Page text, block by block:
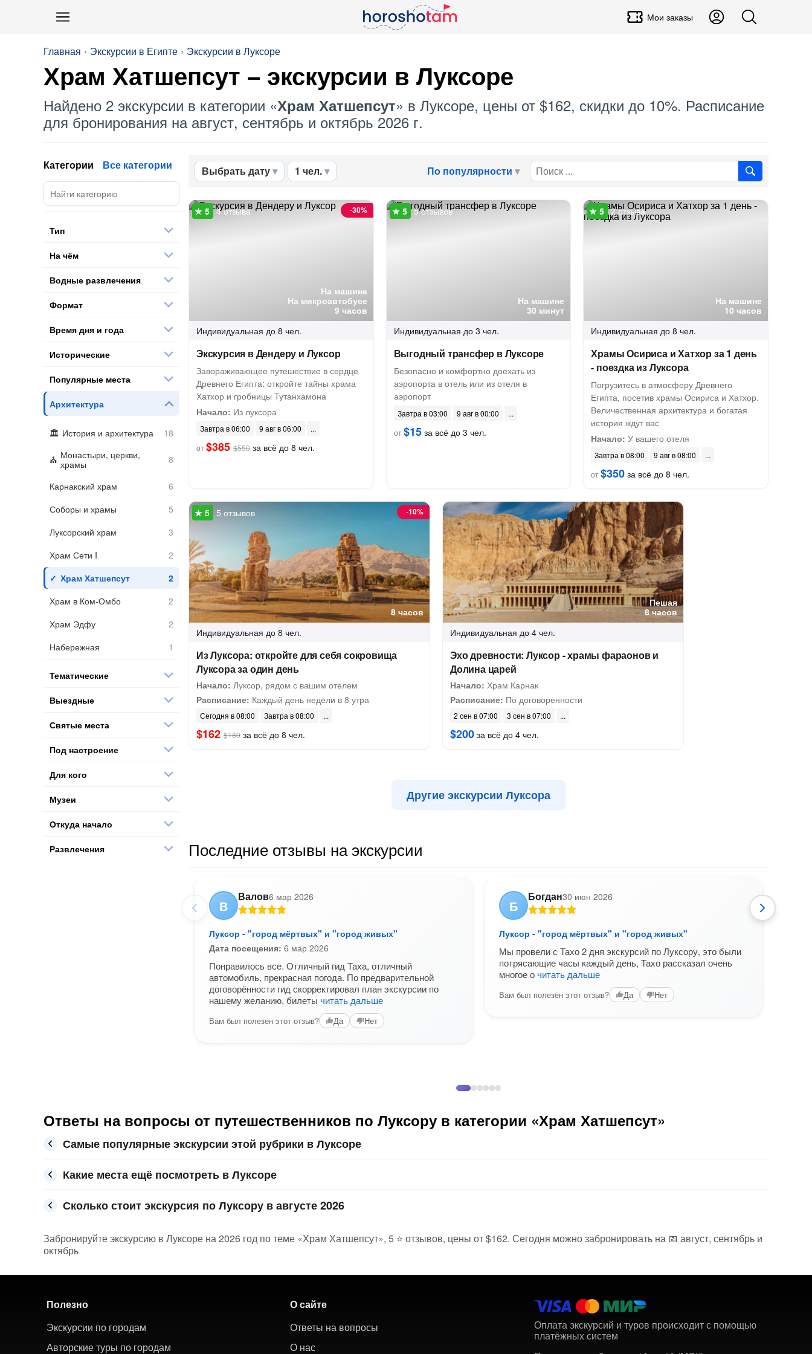
Мои заказы
Главная Экскурсии в Египте Экскурсии в Луксоре
Храм Хатшепсут – экскурсии в Луксоре
Найдено 2 экскурсии в категории «Храм Хатшепсут» в Луксоре, цены от $162, скидки до 10%. Расписание
для бронирования на август, сентябрь и октябрь 2026 г.
Выбрать дату 1 чел. По популярности
На машине
На микроавтобусе
9 часов
-30%
4 отзыва
Индивидуальная до 8 чел.
Экскурсия в Дендеру и Луксор
Завораживающее путешествие в сердце
Древнего Египта: откройте тайны храма
Хатхор и гробницы Тутанхамона
Начало: Из луксора
Завтра в 06:00
9 авг в 06:00
от$385 $550 за всё до 8 чел.
На машине
30 минут
5 отзывов
Индивидуальная до 3 чел.
Выгодный трансфер в Луксоре
Безопасно и комфортно доехать из
аэропорта в отель или из отеля в
аэропорт
Завтра в 03:00
9 авг в 00:00
от$15за всё до 3 чел.
На машине
10 часов
2 отзыва
Индивидуальная до 8 чел.
Храмы Осириса и Хатхор за 1 день
- поездка из Луксора
Погрузитесь в атмосферу Древнего
Египта, посетив храмы Осириса и Хатхор.
Величественная архитектура и богатая
история ждут вас
Начало: У вашего отеля
Завтра в 08:00
9 авг в 08:00
от$350 за всё до 8 чел.
8 часов
-10%
5 отзывов
Индивидуальная до 8 чел.
Из Луксора: откройте для себя сокровища
Луксора за один день
Начало: Луксор, рядом с вашим отелем
Расписание: Каждый день недели в 8 утра
Сегодня в 08:00 Завтра в 08:00
$162 $180 за всё до 8 чел.
Пешая
8 часов
Индивидуальная до 4 чел.
Эхо древности: Луксор - храмы фараонов и
Долина царей
Начало: Храм Карнак
Расписание: По договоренности
2 сен в 07:00 3 сен в 07:00
$200 за всё до 4 чел.
Другие экскурсии Луксора
Последние отзывы на экскурсии
В
Валов6 мар 2026
Луксор - "город мёртвых" и "город живых"
Дата посещения: 6 мар 2026
Понравилось все. Отличный гид Таха, отличный
автомобиль, прекрасная погода. По предварительной
договорённости гид скорректировал план экскурсии по
нашему желанию, билеты читать дальше
Вам был полезен этот отзыв? Да Нет
Б
Богдан30 июн 2026
Луксор - "город мёртвых" и "город живых"
Мы провели с Тахо 2 дня экскурсий по Луксору, это были
потрясающие часы каждый день, Тахо рассказал очень
многое очитать дальше
Вам был полезен этот отзыв? Да Нет
Категории Все категории
Тип
На чём
Водные развлечения
Формат
Время дня и года
Исторические
Популярные места
Архитектура
История и архитектура
Монастыри, церкви,
храмы
Карнакский храм
Соборы и храмы
Луксорский храм
Храм Сети I
Храм Хатшепсут
Храм в Ком-Омбо
Храм Эдфу
Набережная
Тематические
Выездные
Святые места
Под настроение
Для кого
Музеи
Откуда начало
Развлечения
Ответы на вопросы от путешественников по Луксору в категории «Храм Хатшепсут»
Самые популярные экскурсии этой рубрики в Луксоре
Какие места ещё посмотреть в Луксоре
Сколько стоит экскурсия по Луксору в августе 2026
Забронируйте экскурсию в Луксоре на 2026 год по теме «Храм Хатшепсут», 5 ⭐ отзывов, цены от $162. Сегодня можно забронировать на 📅 август, сентябрь и
октябрь
Полезно
Экскурсии по городам
Авторские туры по городам
О сайте
Ответы на вопросы
О нас
Оплата экскурсий и туров происходит с помощью
платёжных систем